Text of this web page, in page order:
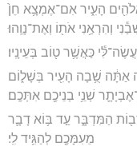
הָעִ֑יר אִם־אֶמְצָ֥א חֵן֙
וְהִרְאַ֥נִי אֹת֖וֹ וְאֶת־נָוֵֽהוּ׃
כַּאֲשֶׁ֥ר ט֖וֹב בְּעֵינָֽיו׃
אַתָּ֔ה שֻׁ֥בָה הָעִ֖יר בְּשָׁל֑וֹם
שְׁנֵ֥י בְנֵיכֶ֖ם אִתְּכֶֽם׃
הַמִּדְבָּ֑ר עַ֣ד בּ֥וֹא דָבָ֛ר
מֵעִמָּכֶ֖ם לְהַגִּ֥יד לִֽי׃